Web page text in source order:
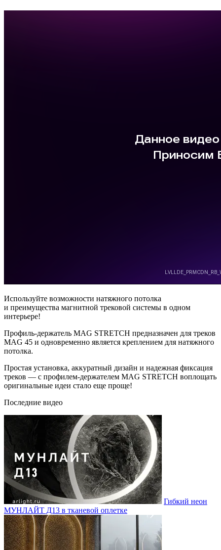
Используйте возможности натяжного потолка
и преимущества магнитной трековой системы в одном
интерьере!
Профиль-держатель MAG STRETCH предназначен для треков
MAG 45 и одновременно является креплением для натяжного
потолка.
Простая установка, аккуратный дизайн и надежная фиксация
треков — с профилем-держателем MAG STRETCH воплощать
оригинальные идеи стало еще проще!
Последние видео
Гибкий неон
МУНЛАЙТ Д13 в тканевой оплетке